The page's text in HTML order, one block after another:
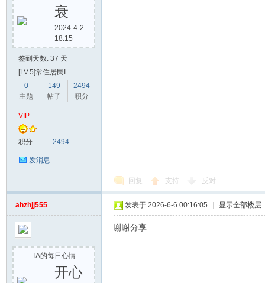
衰
2024-4-2
18:15
签到天数: 37 天
[LV.5]常住居民I
0
主题
149
帖子
2494
积分
VIP
积分 2494
发消息
回复 支持 反对
ahzhjj555
TA的每日心情
开心
发表于 2026-6-6 00:16:05 显示全部楼层
谢谢分享